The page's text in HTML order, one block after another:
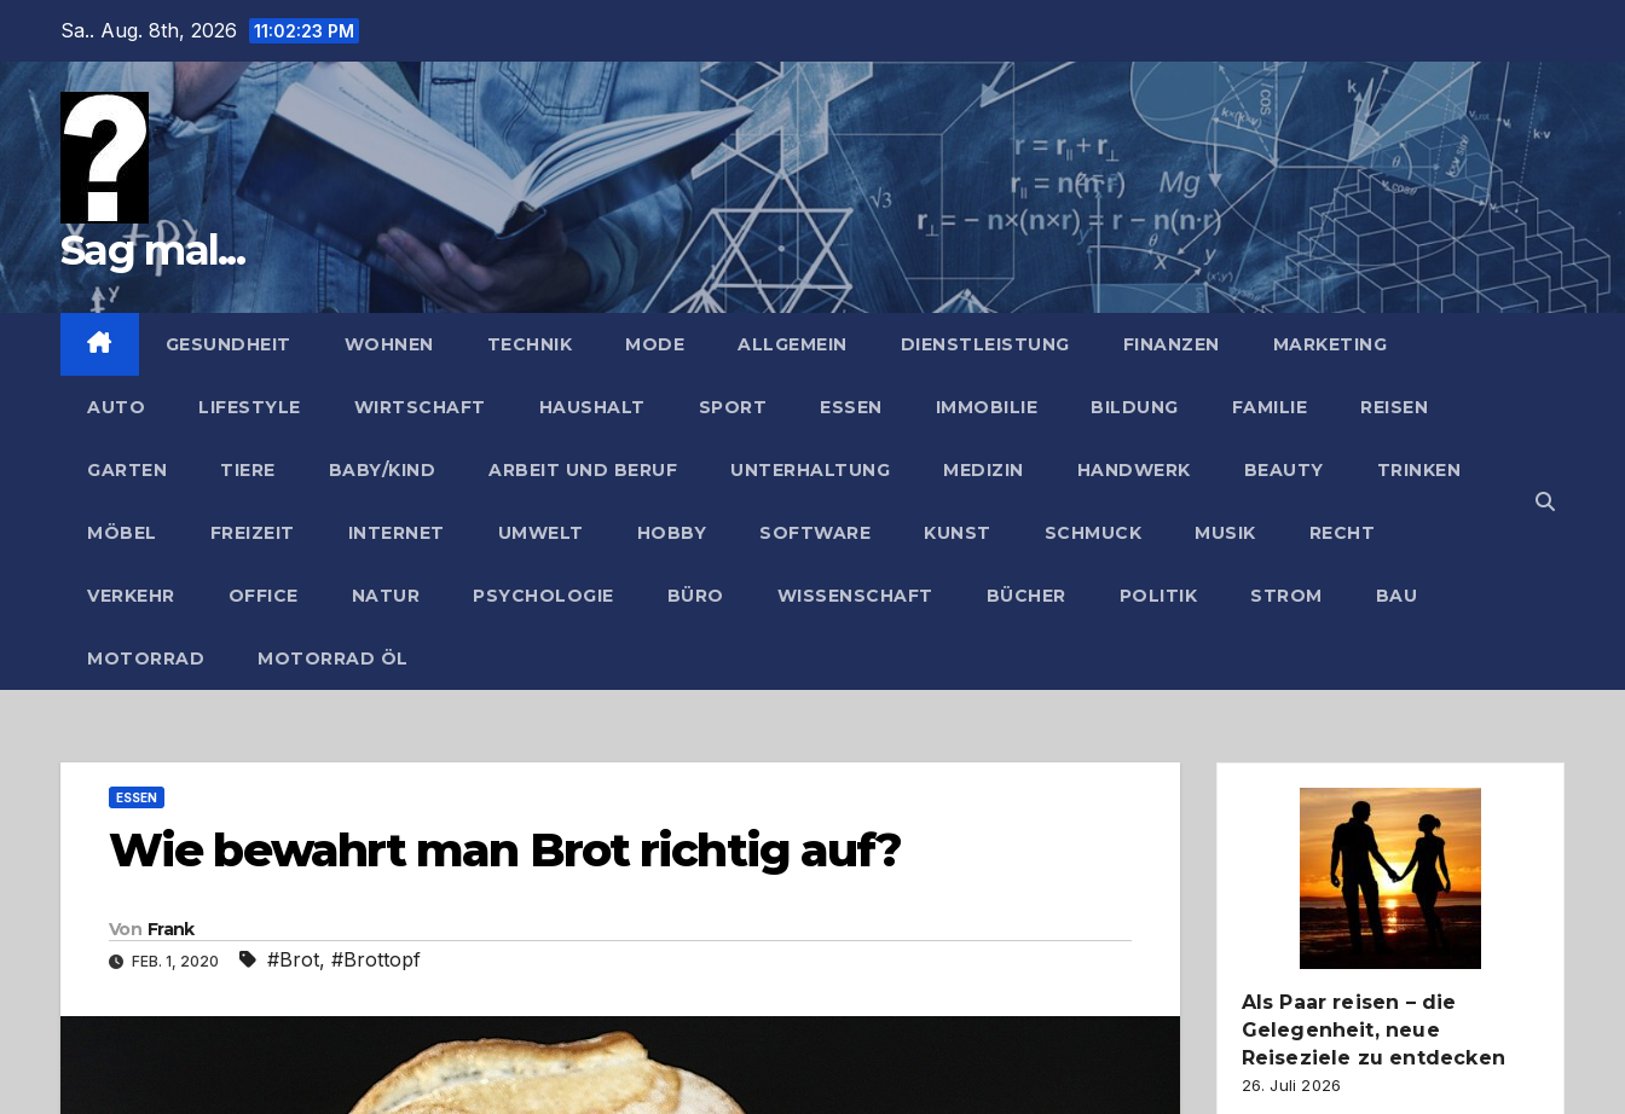
springen
Sa.. Aug. 8th, 2026 11:02:24 PM
Sag mal...
GESUNDHEIT WOHNEN TECHNIK MODE ALLGEMEIN DIENSTLEISTUNG FINANZEN MARKETING
AUTO LIFESTYLE WIRTSCHAFT HAUSHALT SPORT ESSEN IMMOBILIE BILDUNG FAMILIE REISEN
GARTEN TIERE BABY/KIND ARBEIT UND BERUF UNTERHALTUNG MEDIZIN HANDWERK BEAUTY TRINKEN
MÖBEL FREIZEIT INTERNET UMWELT HOBBY SOFTWARE KUNST SCHMUCK MUSIK RECHT
VERKEHR OFFICE NATUR PSYCHOLOGIE BÜRO WISSENSCHAFT BÜCHER POLITIK STROM BAU
MOTORRAD MOTORRAD ÖL
ESSEN
Wie bewahrt man Brot richtig auf?
Von Frank
FEB. 1, 2020 #Brot, #Brottopf
Als Paar reisen – die
Gelegenheit, neue
Reiseziele zu entdecken
26. Juli 2026